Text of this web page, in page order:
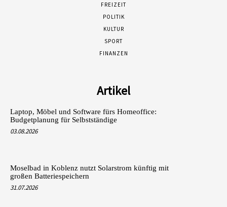
FREIZEIT
POLITIK
KULTUR
SPORT
FINANZEN
Artikel
Laptop, Möbel und Software fürs Homeoffice:
Budgetplanung für Selbstständige
03.08.2026
Moselbad in Koblenz nutzt Solarstrom künftig mit
großen Batteriespeichern
31.07.2026